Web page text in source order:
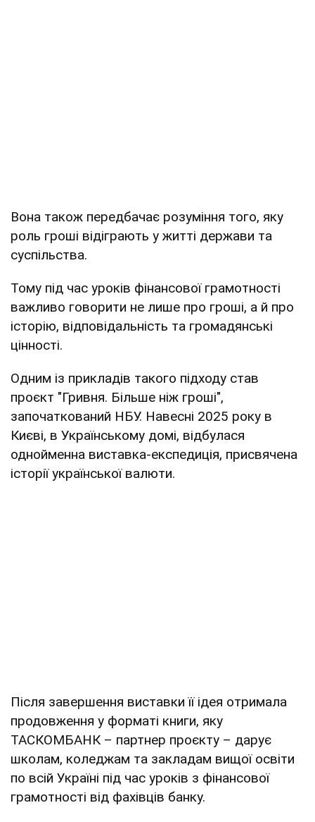
Вона також передбачає розуміння того, яку
роль гроші відіграють у житті держави та
суспільства.
Тому під час уроків фінансової грамотності
важливо говорити не лише про гроші, а й про
історію, відповідальність та громадянські
цінності.
Одним із прикладів такого підходу став
проєкт "Гривня. Більше ніж гроші",
започаткований НБУ. Навесні 2025 року в
Києві, в Українському домі, відбулася
однойменна виставка-експедиція, присвячена
історії української валюти.
Після завершення виставки її ідея отримала
продовження у форматі книги, яку
ТАСКОМБАНК – партнер проєкту – дарує
школам, коледжам та закладам вищої освіти
по всій Україні під час уроків з фінансової
грамотності від фахівців банку.